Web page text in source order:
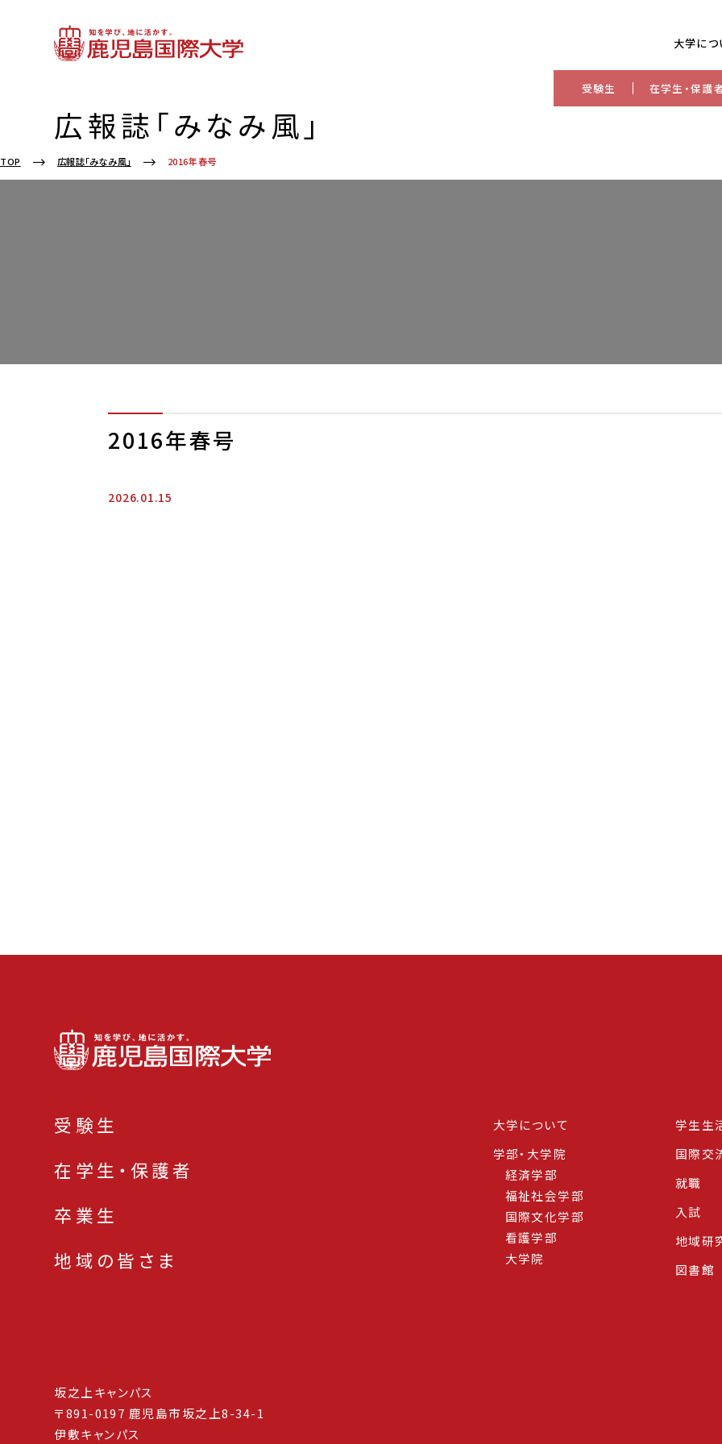
大学につ
受験生 在学生・保護
広報誌「みなみ風」
TOP 広報誌「みなみ風」 2016年春号
2016年春号
2026.01.15
受験生
在学生・保護者
卒業生
地域の皆さま
大学について
学部・大学院
経済学部
福祉社会学部
国際文化学部
看護学部
大学院
学生生
国際交
就職
入試
地域研
図書館
坂之上キャンパス
〒891-0197 鹿児島市坂之上8-34-1
伊敷キャンパス